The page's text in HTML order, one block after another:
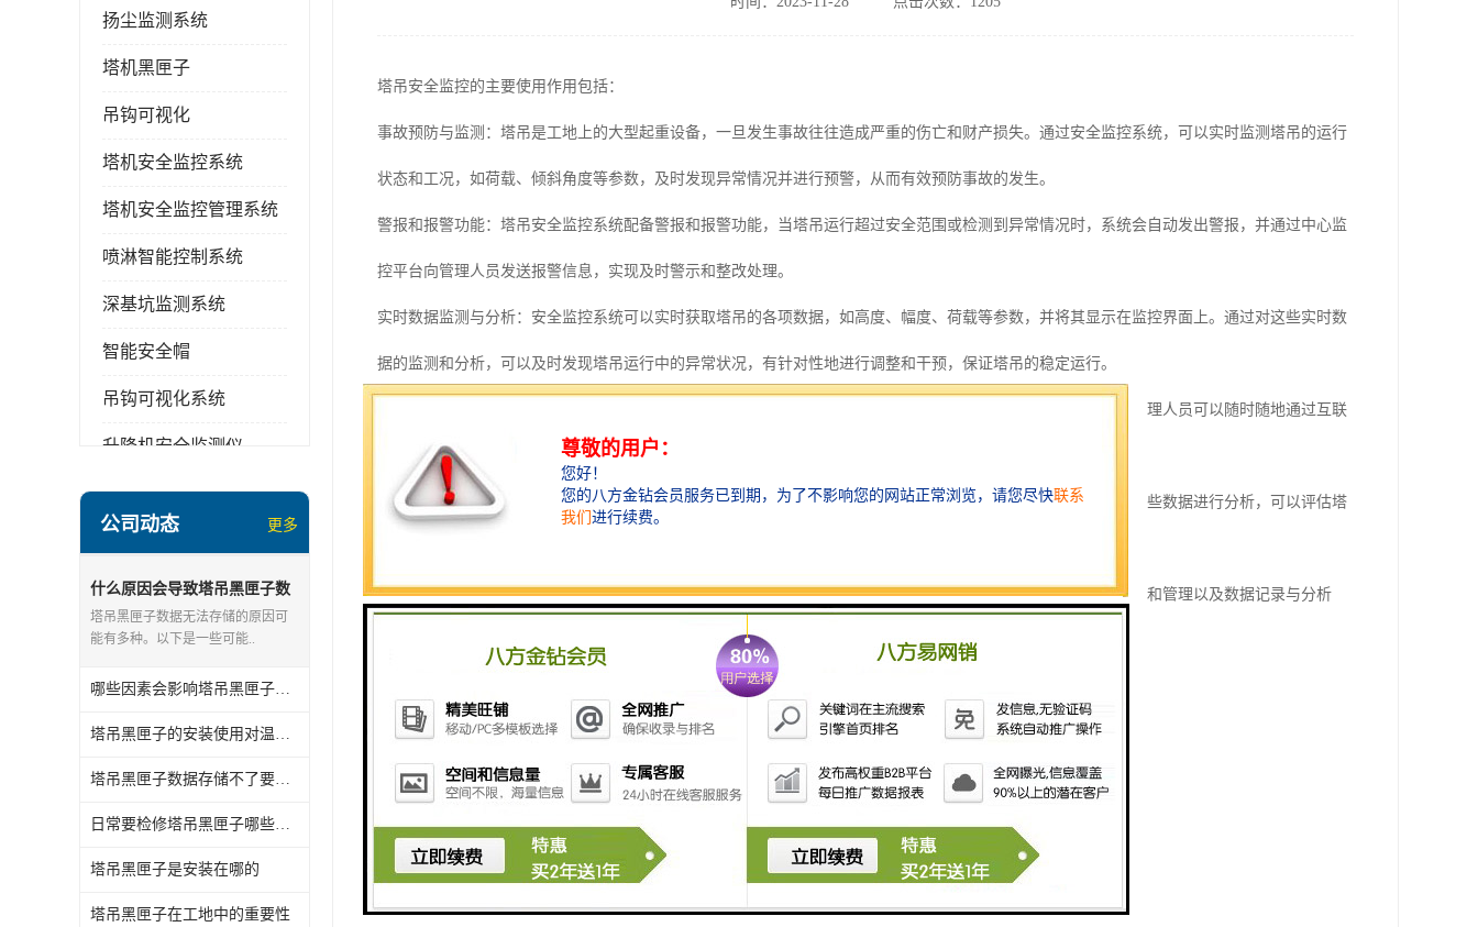
扬尘监测系统
塔机黑匣子
吊钩可视化
塔机安全监控系统
塔机安全监控管理系统
喷淋智能控制系统
深基坑监测系统
智能安全帽
吊钩可视化系统
升降机安全监测仪
公司动态 更多
什么原因会导致塔吊黑匣子数
据存储不了
塔吊黑匣子数据无法存储的原因可
能有多种。以下是一些可能..
哪些因素会影响塔吊黑匣子的使用寿命
塔吊黑匣子的安装使用对温度有什么要求
塔吊黑匣子数据存储不了要怎么处理
日常要检修塔吊黑匣子哪些地方
塔吊黑匣子是安装在哪的
塔吊黑匣子在工地中的重要性
塔吊安全监控的主要使用作用包括：
事故预防与监测：塔吊是工地上的大型起重设备，一旦发生事故往往造成严重的伤亡和财产损失。通过安全监控系统，可以实时监测塔吊的运行
状态和工况，如荷载、倾斜角度等参数，及时发现异常情况并进行预警，从而有效预防事故的发生。
警报和报警功能：塔吊安全监控系统配备警报和报警功能，当塔吊运行超过安全范围或检测到异常情况时，系统会自动发出警报，并通过中心监
控平台向管理人员发送报警信息，实现及时警示和整改处理。
实时数据监测与分析：安全监控系统可以实时获取塔吊的各项数据，如高度、幅度、荷载等参数，并将其显示在监控界面上。通过对这些实时数
据的监测和分析，可以及时发现塔吊运行中的异常状况，有针对性地进行调整和干预，保证塔吊的稳定运行。
远程监控和管理：塔吊安全监控系统可以实现远程监控和管理，将塔吊的实时数据上传至中心监控平台，使工地管理人员可以随时随地通过互联
网或手机App等方式对塔吊进行监测和管理，并实时获取各项数据和报警信息，从而快速响应和处理突发情况。
数据记录和分析：塔吊安全监控系统能够记录塔吊的运行数据，包括工作时间、荷载情况、异常报警等。通过对这些数据进行分析，可以评估塔
综上所述，塔吊安全监控的主要使用作用包括事故预防与监测、警报和报警功能、实时数据监测与分析、远程监控和管理以及数据记录与分析
等，目的是为了保障塔吊的安全运行，防止事故发生，并提高工地的管理和效率。
关键词：吊钩可视化 塔吊黑匣子
编辑精选内容：
什么是塔机黑匣子